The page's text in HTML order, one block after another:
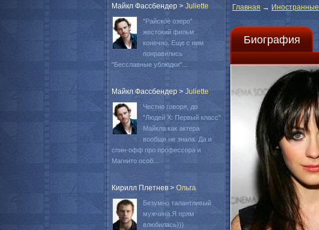
Главная → Иностранные
Биография
Майкл Фассбендер > Juliette
"Райское озеро"
жестокий фильм
конечно. Еще с ним
понравились
"Бесславные ублюдки"...
Майкл Фассбендер > Juliette
Честно говоря, до
"Людей Х: Первый класс"
Майкла как актера
вообще не знала. Да и
спин-офф про профессора и
Магнито особ...
Кирилл Плетнев > Oльга
Безумно талантливый
мужчина.Я прям
влюбилась)))